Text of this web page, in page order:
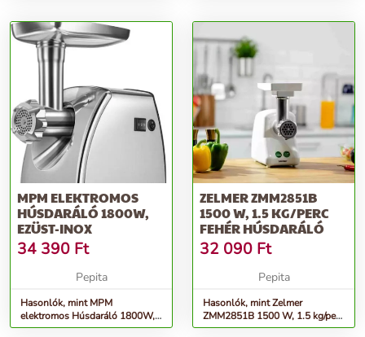
MPM ELEKTROMOS
HÚSDARÁLÓ 1800W,
EZÜST-INOX
34 390 Ft
Pepita
Hasonlók, mint MPM
elektromos Húsdaráló 1800W,
Ezüst-inox
ZELMER ZMM2851B
1500 W, 1.5 KG/PERC
FEHÉR HÚSDARÁLÓ
32 090 Ft
Pepita
Hasonlók, mint Zelmer
ZMM2851B 1500 W, 1.5 kg/perc
fehér húsdaráló